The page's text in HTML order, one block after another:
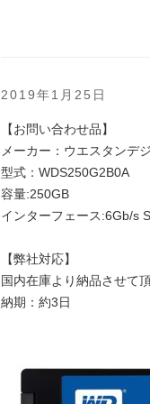
2019年1月25日
【お問い合わせ品】
メーカー：ウエスタンデ
型式：WDS250G2B0A
容量:250GB
インターフェース:6Gb/s
【弊社対応】
国内在庫より納品させて
納期：約3日